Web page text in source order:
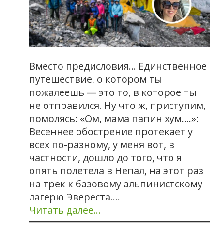
Вместо предисловия… Единственное
путешествие, о котором ты
пожалеешь — это то, в которое ты
не отправился. Ну что ж, приступим,
помолясь: «Ом, мама папин хум….»:
Весеннее обострение протекает у
всех по-разному, у меня вот, в
частности, дошло до того, что я
опять полетела в Непал, на этот раз
на трек к базовому альпинистскому
лагерю Эвереста.…
Читать далее…